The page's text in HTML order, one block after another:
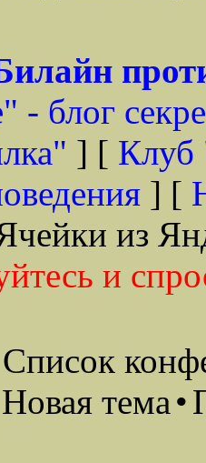
- блог
] [ Клуб
] [
из
и
Список
Новая тема•